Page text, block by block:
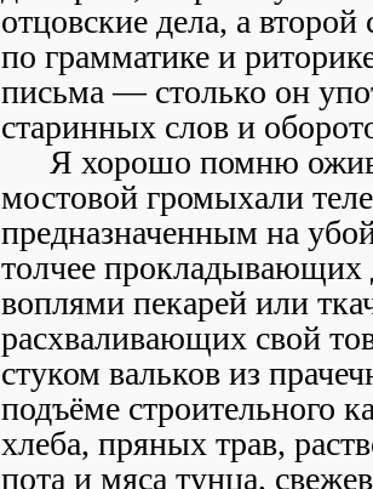
отцовские дела, а
по грамматике и
письма — столько он
старинных слов и
Я хорошо помню
мостовой громыхали
предназначенным на
толчее прокладывающих
воплями пекарей или
расхваливающих свой
стуком вальков из
подъёме строительного
хлеба, пряных трав,
пота и мяса тунца,